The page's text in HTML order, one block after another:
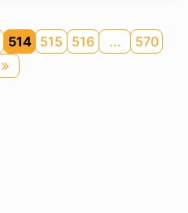
514 515 516 ...
570
Page